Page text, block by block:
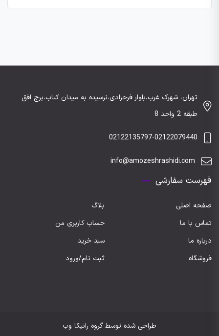
تهران، شهرک غرب،بلوار فرحزادی،نرسیده به میدان کتاب،برج افق
طبقه 2 واحد 8
02122135797-02122079440
info@amozeshrashidi.com
فهرست سفارشی
صفحه اصلی
بلاگ
تماس با ما
حساب کاربری من
درباره ما
سبد خرید
فروشگاه
ثبت نام/ورود
طراحی شده توسط گروه رانیکا وب